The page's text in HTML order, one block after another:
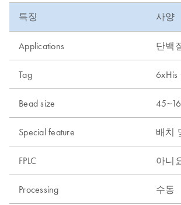
특징 사양
Applications 단백
Tag 6xHis
Bead size
Special feature 배치
FPLC 아니
Processing 수동